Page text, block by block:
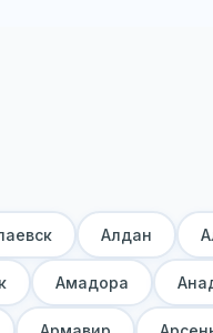
Алдан
Амадора